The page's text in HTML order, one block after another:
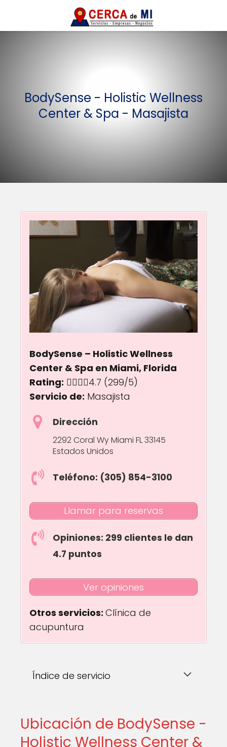
BodySense - Holistic Wellness
Center & Spa - Masajista
BodySense – Holistic Wellness
Center & Spa en Miami, Florida
Rating:
4.7 out of 5.0 stars
4.7 (299/5)
Servicio de: Masajista
Dirección
2292 Coral Wy Miami FL 33145
Estados Unidos
Teléfono: (305) 854-3100
Llamar para reservas
Opiniones: 299 clientes le dan
4.7 puntos
Ver opiniones
Otros servicios: Clínica de
acupuntura
Índice de servicio
Ubicación de BodySense -
Holistic Wellness Center &